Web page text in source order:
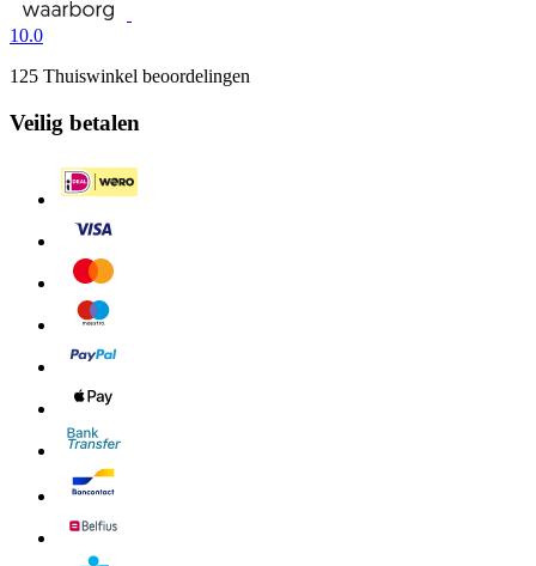
10.0
125 Thuiswinkel beoordelingen
Veilig betalen